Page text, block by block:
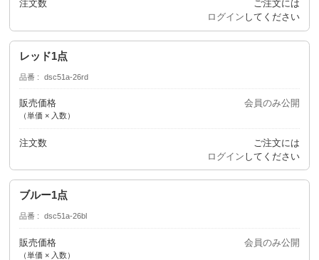
注文数
ご注文には
ログイン してください
レッド1点
品番 dsc51a-26rd
販売価格
（単価 × 入数）
会員のみ公開
注文数
ご注文には
ログイン してください
ブルー1点
品番 dsc51a-26bl
販売価格
（単価 × 入数）
会員のみ公開